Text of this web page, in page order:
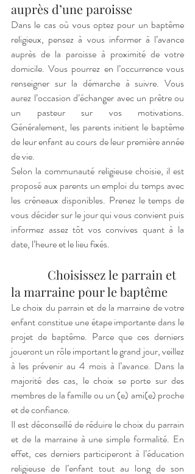
auprès d’une paroisse
Dans le cas où vous optez pour un baptême
religieux, pensez à vous informer à l’avance
auprès de la paroisse à proximité de votre
domicile. Vous pourrez en l’occurrence vous
renseigner sur la démarche à suivre. Vous
aurez l’occasion d’échanger avec un prêtre ou
un pasteur sur vos motivations.
Généralement, les parents initient le baptême
de leur enfant au cours de leur première année
de vie.
Selon la communauté religieuse choisie, il est
proposé aux parents un emploi du temps avec
les créneaux disponibles. Prenez le temps de
vous décider sur le jour qui vous convient puis
informez assez tôt vos convives quant à la
date, l’heure et le lieu fixés.
la marraine pour le baptême
Le choix du parrain et de la marraine de votre
enfant constitue une étape importante dans le
projet de baptême. Parce que ces derniers
joueront un rôle important le grand jour, veillez
à les prévenir au 4 mois à l’avance. Dans la
majorité des cas, le choix se porte sur des
membres de la famille ou un (e) ami(e) proche
et de confiance.
Il est déconseillé de réduire le choix du parrain
et de la marraine à une simple formalité. En
effet, ces derniers participeront à l’éducation
religieuse de l’enfant tout au long de son